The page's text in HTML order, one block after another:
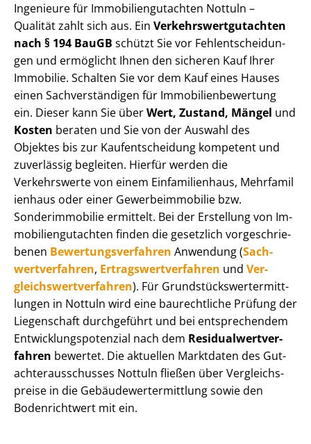
Ingenieure für Im­mo­bi­li­en­gut­ach­ten Nottuln –
Qualität zahlt sich aus. Ein Ver­kehrs­wert­gut­ach­ten
nach § 194 BauGB schützt Sie vor Fehl­ent­schei­dun­
gen und ermöglicht Ihnen den sicheren Kauf Ihrer
Immobilie. Schalten Sie vor dem Kauf eines Hauses
einen Sach­ver­stän­di­gen für Im­mo­bi­li­en­be­wer­tung
ein. Dieser kann Sie überWert, Zustand, Mängel und
Kosten beraten und Sie von der Auswahl des
Objektes bis zur Kauf­ent­schei­dung kompetent und
zuverlässig begleiten. Hierfür werden die
Verkehrswerte von einem Einfamilienhaus, Mehr­fa­mi­l
i­en­haus oder einer Ge­wer­be­im­mo­bi­lie bzw.
Sonderimmobilie ermittelt. Bei der Erstellung von Im­
mo­bi­li­en­gut­ach­ten finden die gesetzlich vor­ge­schrie­
be­nen Be­wer­tungs­ver­fah­ren Anwendung (Sach­
wert­ver­fah­ren, Er­trags­wert­ver­fah­ren und Ver­
gleichs­wert­ver­fah­ren). Für Grund­stücks­wert­ermitt­
lun­gen in Nottuln wird eine baurechtliche Prüfung der
Liegenschaft durchgeführt und bei entsprechendem
Ent­wick­lungs­po­ten­zi­al nach dem Re­si­du­al­wert­ver­
fah­ren bewertet. Die aktuellen Marktdaten des Gut­
ach­ter­aus­schus­ses Nottuln fließen über Ver­gleichs­
prei­se in die Ge­bäu­de­wert­ermitt­lung sowie den
Bodenrichtwert mit ein.